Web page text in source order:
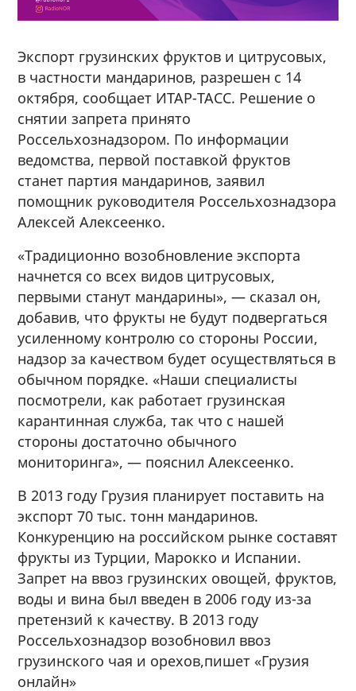
Экспорт грузинских фруктов и цитрусовых,
в частности мандаринов, разрешен с 14
октября, сообщает ИТАР-ТАСС. Решение о
снятии запрета принято
Россельхознадзором. По информации
ведомства, первой поставкой фруктов
станет партия мандаринов, заявил
помощник руководителя Россельхознадзора
Алексей Алексеенко.
«Традиционно возобновление экспорта
начнется со всех видов цитрусовых,
первыми станут мандарины», — сказал он,
добавив, что фрукты не будут подвергаться
усиленному контролю со стороны России,
надзор за качеством будет осуществляться в
обычном порядке. «Наши специалисты
посмотрели, как работает грузинская
карантинная служба, так что с нашей
стороны достаточно обычного
мониторинга», — пояснил Алексеенко.
В 2013 году Грузия планирует поставить на
экспорт 70 тыс. тонн мандаринов.
Конкуренцию на российском рынке составят
фрукты из Турции, Марокко и Испании.
Запрет на ввоз грузинских овощей, фруктов,
воды и вина был введен в 2006 году из-за
претензий к качеству. В 2013 году
Россельхознадзор возобновил ввоз
грузинского чая и орехов,пишет «Грузия
онлайн»